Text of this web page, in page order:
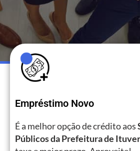
Empréstimo Novo
É a melhor opção de crédito aos
Públicos da Prefeitura de